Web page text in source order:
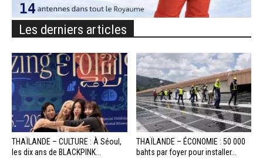
Les derniers articles
THAÏLANDE – CULTURE : À Séoul,
les dix ans de BLACKPINK...
THAÏLANDE – ÉCONOMIE : 50 000
bahts par foyer pour installer...